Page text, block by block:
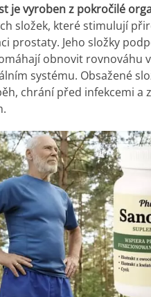
je vyroben z pokročilé
složek, které stimulují
prostaty. Jeho složky
obnovit rovnováhu
systému. Obsažené
chrání před infekcemi a